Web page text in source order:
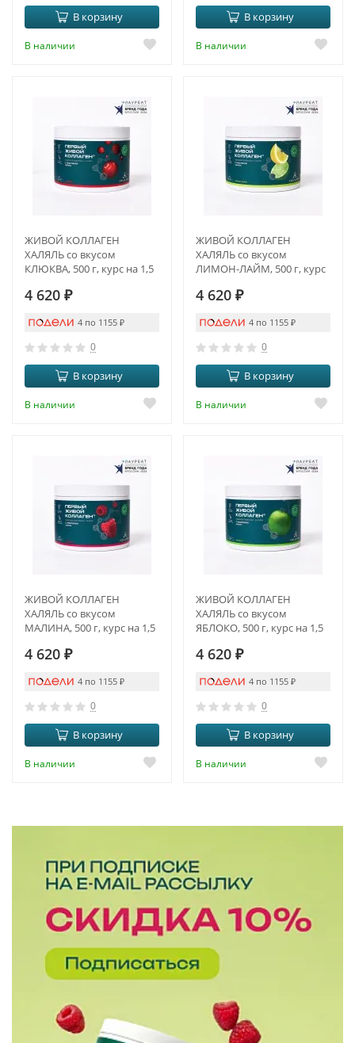
В корзину
В наличии
В корзину
В наличии
ЖИВОЙ КОЛЛАГЕН
ХАЛЯЛЬ со вкусом
КЛЮКВА, 500 г, курс на 1,5
4 620 ₽
4 по 1155 ₽
0
В корзину
В наличии
ЖИВОЙ КОЛЛАГЕН
ХАЛЯЛЬ со вкусом
ЛИМОН-ЛАЙМ, 500 г, курс
4 620 ₽
4 по 1155 ₽
0
В корзину
В наличии
ЖИВОЙ КОЛЛАГЕН
ХАЛЯЛЬ со вкусом
МАЛИНА, 500 г, курс на 1,5
4 620 ₽
4 по 1155 ₽
0
В корзину
В наличии
ЖИВОЙ КОЛЛАГЕН
ХАЛЯЛЬ со вкусом
ЯБЛОКО, 500 г, курс на 1,5
4 620 ₽
4 по 1155 ₽
0
В корзину
В наличии